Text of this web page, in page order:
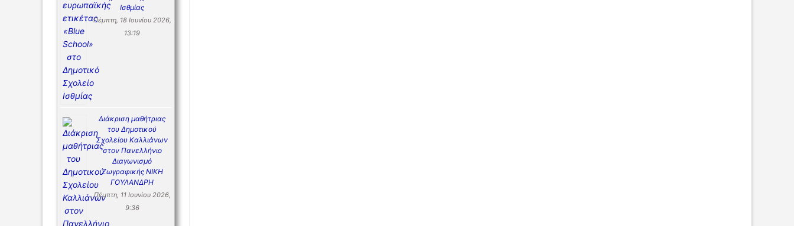
Ισθμίας
Πέμπτη, 18 Ιουνίου 2026,
13:19
Διάκριση μαθήτριας
του Δημοτικού
Σχολείου Καλλιάνων
στον Πανελλήνιο
Διαγωνισμό
Ζωγραφικής ΝΙΚΗ
ΓΟΥΛΑΝΔΡΗ
Πέμπτη, 11 Ιουνίου 2026,
9:36